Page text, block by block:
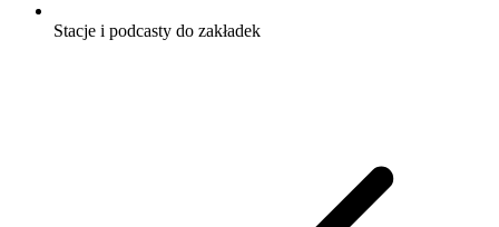
Stacje i podcasty do zakładek